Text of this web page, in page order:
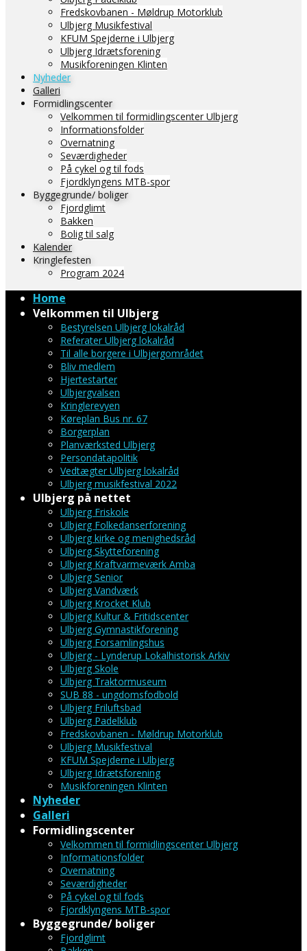
Fredskovbanen - Møldrup Motorklub
Ulbjerg Musikfestival
KFUM Spejderne i Ulbjerg
Ulbjerg Idrætsforening
Musikforeningen Klinten
Nyheder
Galleri
Formidlingscenter
Velkommen til formidlingscenter Ulbjerg
Informationsfolder
Overnatning
Seværdigheder
På cykel og til fods
Fjordklyngens MTB-spor
Byggegrunde/ boliger
Fjordglimt
Bakken
Bolig til salg
Kalender
Kringlefesten
Program 2024
Home
Velkommen til Ulbjerg
Bestyrelsen Ulbjerg lokalråd
Referater Ulbjerg lokalråd
Til alle borgere i Ulbjergområdet
Bliv medlem
Hjertestarter
Ulbjergvalsen
Kringlerevyen
Køreplan Bus nr. 67
Borgerplan
Planværksted Ulbjerg
Persondatapolitik
Vedtægter Ulbjerg lokalråd
Ulbjerg musikfestival 2022
Ulbjerg på nettet
Ulbjerg Friskole
Ulbjerg Folkedanserforening
Ulbjerg kirke og menighedsråd
Ulbjerg Skytteforening
Ulbjerg Kraftvarmeværk Amba
Ulbjerg Senior
Ulbjerg Vandværk
Ulbjerg Krocket Klub
Ulbjerg Kultur & Fritidscenter
Ulbjerg Gymnastikforening
Ulbjerg Forsamlingshus
Ulbjerg - Lynderup Lokalhistorisk Arkiv
Ulbjerg Skole
Ulbjerg Traktormuseum
SUB 88 - ungdomsfodbold
Ulbjerg Friluftsbad
Ulbjerg Padelklub
Fredskovbanen - Møldrup Motorklub
Ulbjerg Musikfestival
KFUM Spejderne i Ulbjerg
Ulbjerg Idrætsforening
Musikforeningen Klinten
Nyheder
Galleri
Formidlingscenter
Velkommen til formidlingscenter Ulbjerg
Informationsfolder
Overnatning
Seværdigheder
På cykel og til fods
Fjordklyngens MTB-spor
Byggegrunde/ boliger
Fjordglimt